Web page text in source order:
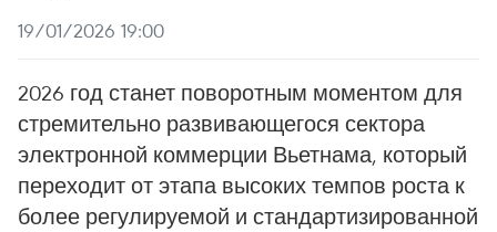
19/01/2026 19:00
2026 год станет поворотным моментом для
стремительно развивающегося сектора
электронной коммерции Вьетнама, который
переходит от этапа высоких темпов роста к
более регулируемой и стандартизированной